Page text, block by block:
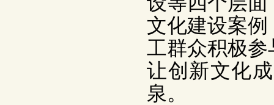
文化建设案
工群众积极
让创新文化
泉。